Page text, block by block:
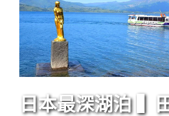
日本最深湖泊 ▍